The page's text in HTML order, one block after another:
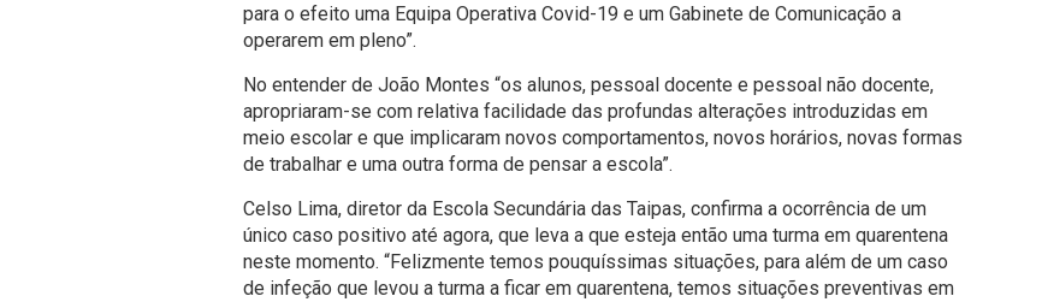
para o efeito uma Equipa Operativa Covid-19 e um Gabinete de Comunicação a
operarem em pleno”.
No entender de João Montes “os alunos, pessoal docente e pessoal não docente,
apropriaram-se com relativa facilidade das profundas alterações introduzidas em
meio escolar e que implicaram novos comportamentos, novos horários, novas formas
de trabalhar e uma outra forma de pensar a escola”.
Celso Lima, diretor da Escola Secundária das Taipas, confirma a ocorrência de um
único caso positivo até agora, que leva a que esteja então uma turma em quarentena
neste momento. “Felizmente temos pouquíssimas situações, para além de um caso
de infeção que levou a turma a ficar em quarentena, temos situações preventivas em